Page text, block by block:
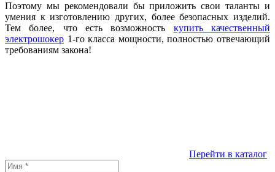
Поэтому мы рекомендовали бы приложить свои таланты и
умения к изготовлению других, более безопасных изделий.
Тем более, что есть возможность купить качественный
электрошокер 1-го класса мощности, полностью отвечающий
требованиям закона!
Перейти в каталог